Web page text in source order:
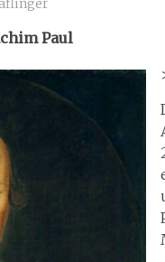
Paul